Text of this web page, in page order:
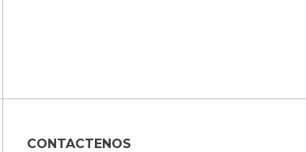
CONTACTENOS